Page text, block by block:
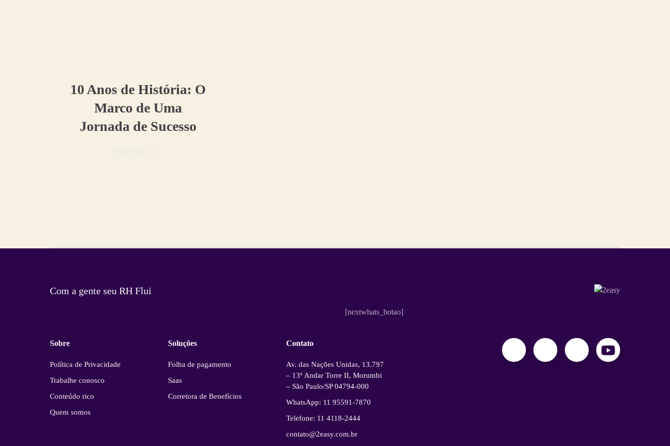
10 Anos de História: O
Marco de Uma
Jornada de Sucesso
Com a gente seu RH Flui
[nextwhats_botao]
Sobre
Política de Privacidade
Trabalhe conosco
Conteúdo rico
Quem somos
Soluções
Folha de pagamento
Saas
Corretora de Benefícios
Contato
Av. das Nações Unidas, 13.797
– 13º Andar Torre II, Morumbi
– São Paulo/SP 04794-000
WhatsApp: 11 95591-7870
Telefone: 11 4118-2444
contato@2easy.com.br